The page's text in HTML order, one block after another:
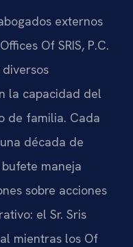
externos
Of SRIS, P.C.
la capacidad del
de familia. Cada
década de
maneja
sobre acciones
el Sr. Sris
mientras los Of